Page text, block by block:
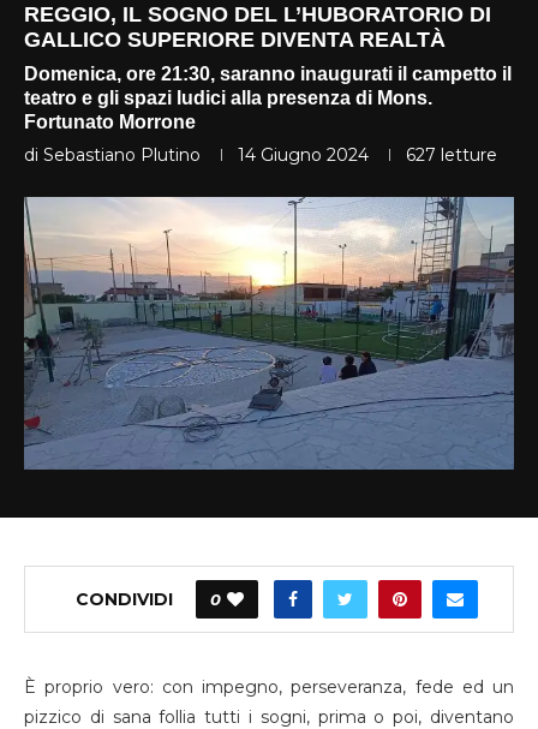
REGGIO, IL SOGNO DEL L’HUBORATORIO DI
GALLICO SUPERIORE DIVENTA REALTÀ
Domenica, ore 21:30, saranno inaugurati il campetto il
teatro e gli spazi ludici alla presenza di Mons.
Fortunato Morrone
di Sebastiano Plutino 14 Giugno 2024 627 letture
CONDIVIDI 0
È proprio vero: con impegno, perseveranza, fede ed un
pizzico di sana follia tutti i sogni, prima o poi, diventano